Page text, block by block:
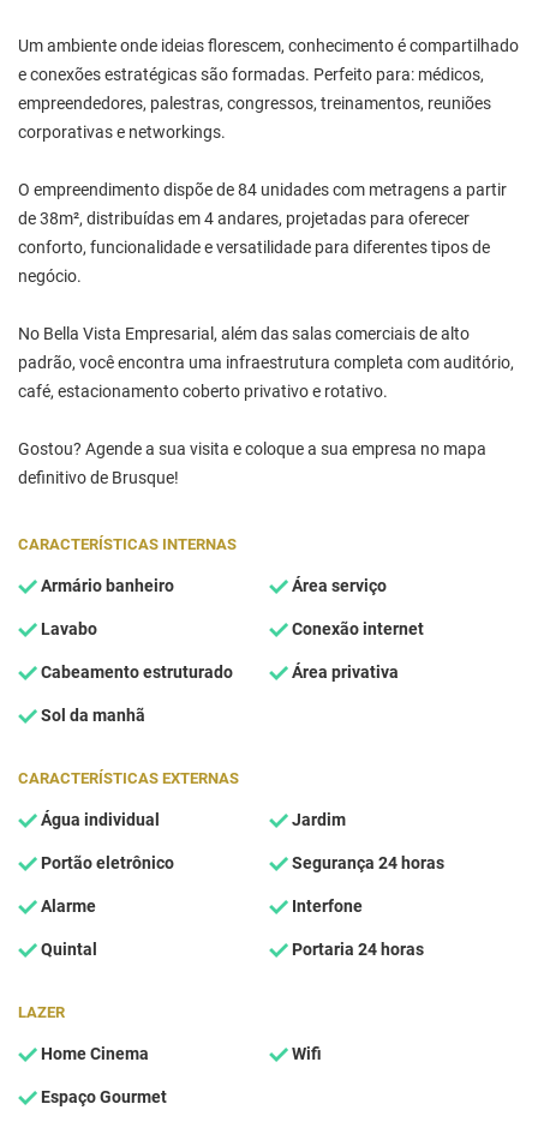
Um ambiente onde ideias florescem, conhecimento é compartilhado
e conexões estratégicas são formadas. Perfeito para: médicos,
empreendedores, palestras, congressos, treinamentos, reuniões
corporativas e networkings.
O empreendimento dispõe de 84 unidades com metragens a partir
de 38m², distribuídas em 4 andares, projetadas para oferecer
conforto, funcionalidade e versatilidade para diferentes tipos de
negócio.
No Bella Vista Empresarial, além das salas comerciais de alto
padrão, você encontra uma infraestrutura completa com auditório,
café, estacionamento coberto privativo e rotativo.
Gostou? Agende a sua visita e coloque a sua empresa no mapa
definitivo de Brusque!
CARACTERÍSTICAS INTERNAS
Armário banheiro Área serviço
Lavabo Conexão internet
Cabeamento estruturado Área privativa
Sol da manhã
CARACTERÍSTICAS EXTERNAS
Água individual Jardim
Portão eletrônico Segurança 24 horas
Alarme Interfone
Quintal Portaria 24 horas
LAZER
Home Cinema Wifi
Espaço Gourmet